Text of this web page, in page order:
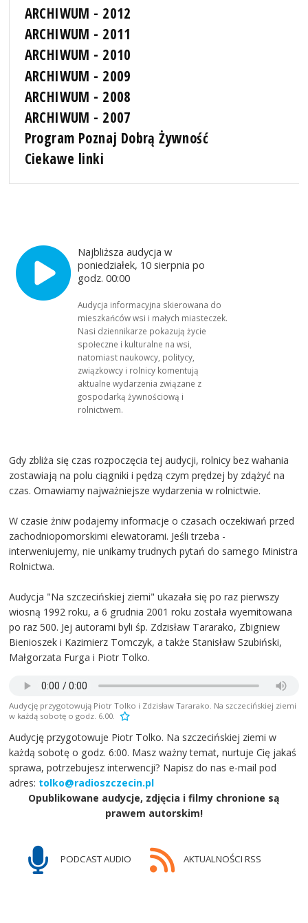
ARCHIWUM - 2012
ARCHIWUM - 2011
ARCHIWUM - 2010
ARCHIWUM - 2009
ARCHIWUM - 2008
ARCHIWUM - 2007
Program Poznaj Dobrą Żywność
Ciekawe linki
Najbliższa audycja w
poniedziałek, 10 sierpnia po
godz. 00:00
Audycja informacyjna skierowana do
mieszkańców wsi i małych miasteczek.
Nasi dziennikarze pokazują życie
społeczne i kulturalne na wsi,
natomiast naukowcy, politycy,
związkowcy i rolnicy komentują
aktualne wydarzenia związane z
gospodarką żywnościową i
rolnictwem.
Gdy zbliża się czas rozpoczęcia tej audycji, rolnicy bez wahania
zostawiają na polu ciągniki i pędzą czym prędzej by zdążyć na
czas. Omawiamy najważniejsze wydarzenia w rolnictwie.
W czasie żniw podajemy informacje o czasach oczekiwań przed
zachodniopomorskimi elewatorami. Jeśli trzeba -
interweniujemy, nie unikamy trudnych pytań do samego Ministra
Rolnictwa.
Audycja "Na szczecińskiej ziemi" ukazała się po raz pierwszy
wiosną 1992 roku, a 6 grudnia 2001 roku została wyemitowana
po raz 500. Jej autorami byli śp. Zdzisław Tararako, Zbigniew
Bienioszek i Kazimierz Tomczyk, a także Stanisław Szubiński,
Małgorzata Furga i Piotr Tolko.
Audycję przygotowują Piotr Tolko i Zdzisław Tararako. Na szczecińskiej ziemi
w każdą sobotę o godz. 6.00.
Audycję przygotowuje Piotr Tolko. Na szczecińskiej ziemi w
każdą sobotę o godz. 6:00. Masz ważny temat, nurtuje Cię jakaś
sprawa, potrzebujesz interwencji? Napisz do nas e-mail pod
adres: tolko@radioszczecin.pl
Opublikowane audycje, zdjęcia i filmy chronione są
prawem autorskim!
PODCAST AUDIO AKTUALNOŚCI RSS